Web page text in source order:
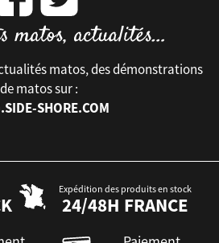
matos, des démonstrations
de matos sur :
SHORE.COM
Expédition des produits en stock
24/48H FRANCE